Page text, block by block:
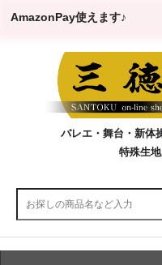
AmazonPay使えます♪
バレエ・舞台・新体
特殊生